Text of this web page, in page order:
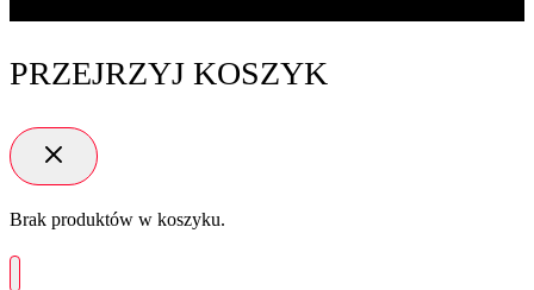
PRZEJRZYJ KOSZYK
Brak produktów w koszyku.